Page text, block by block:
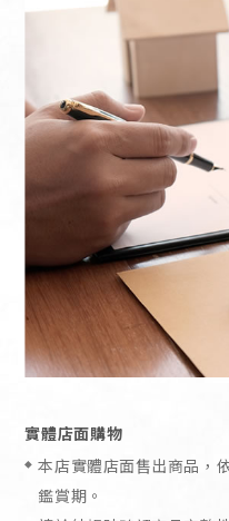
實體店面購物
本店實體店面售出商品，
鑑賞期。